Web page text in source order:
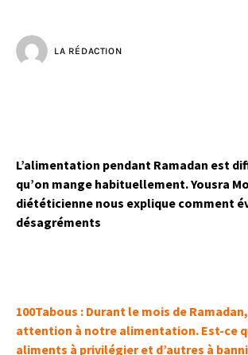
LA RÉDACTION
L’alimentation pendant Ramadan est
qu’on mange habituellement. Yousra
diététicienne nous explique comment
désagréments
100Tabous : Durant le mois de
attention à notre alimentation. Est-ce
aliments à privilégier et d’autres à